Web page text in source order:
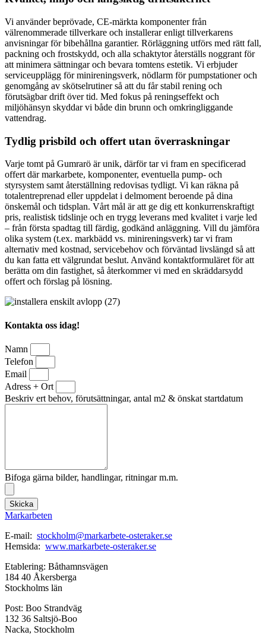
Vi använder beprövade, CE-märkta komponenter från
välrenommerade tillverkare och installerar enligt tillverkarens
anvisningar för bibehållna garantier. Rörläggning utförs med rätt fall,
packning och frostskydd, och alla schaktytor återställs noggrant för
att minimera sättningar och bevara tomtens estetik. Vi erbjuder
serviceupplägg för minireningsverk, nödlarm för pumpstationer och
genomgång av skötselrutiner så att du får stabil rening och
förutsägbar drift över tid. Med fokus på reningseffekt och
miljöhänsyn skyddar vi både din brunn och omkringliggande
vattendrag.
Tydlig prisbild och offert utan överraskningar
Varje tomt på Gumrarö är unik, därför tar vi fram en specificerad
offert där markarbete, komponenter, eventuella pump- och
styrsystem samt återställning redovisas tydligt. Vi kan räkna på
totalentreprenad eller uppdelat i delmoment beroende på dina
önskemål och tidsplan. Vårt mål är att ge dig ett konkurrenskraftigt
pris, realistisk tidslinje och en trygg leverans med kvalitet i varje led
– från första spadtag till färdig, godkänd anläggning. Vill du jämföra
olika system (t.ex. markbädd vs. minireningsverk) tar vi fram
alternativ med kostnad, servicebehov och förväntad livslängd så att
du kan fatta ett välgrundat beslut. Använd kontaktformuläret för att
berätta om din fastighet, så återkommer vi med en skräddarsydd
offert och förslag på lösning.
Kontakta oss idag!
Namn
Telefon
Email
Adress + Ort
Beskriv ert behov, förutsättningar, antal m2 & önskat startdatum
Bifoga gärna bilder, handlingar, ritningar m.m.
Skicka
Markarbeten
E-mail: stockholm@markarbete-osteraker.se
Hemsida: www.markarbete-osteraker.se
Etablering: Båthamnsvägen
184 40 Åkersberga
Stockholms län
Post: Boo Strandväg
132 36 Saltsjö-Boo
Nacka, Stockholm